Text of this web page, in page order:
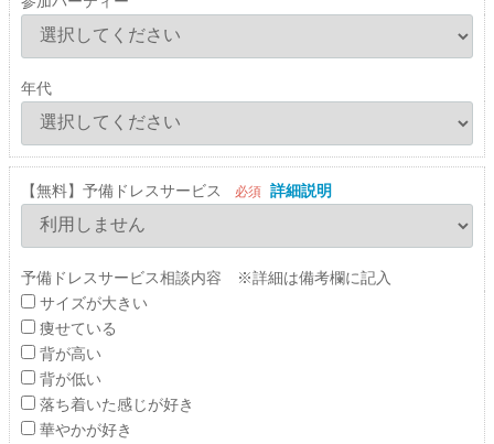
年代
【無料】予備ドレスサービス 必須 詳細説明
予備ドレスサービス相談内容 ※詳細は備考欄に記入
サイズが大きい
痩せている
背が高い
背が低い
落ち着いた感じが好き
華やかが好き